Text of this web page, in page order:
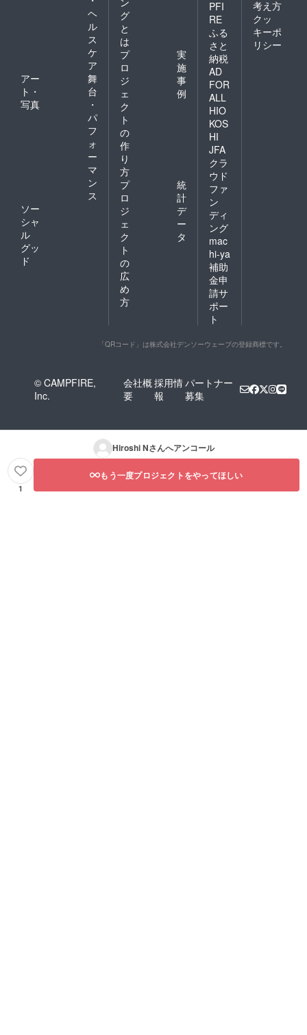
ヘ
ル
ス
ケ
ア
アー
ト・
写真
舞
台
・
パ
フ
ォ
ー
マ
ン
ス
ソー
シャ
ル
グッ
ド
グ
と
は
プ
ロ
ジ
ェ
ク
ト
の
作
り
方
実
施
事
例
プ
ロ
ジ
ェ
ク
ト
の
広
め
方
統
計
デ
ー
タ
PFI
RE
ふる
さと
納税
AD
FOR
ALL
HIO
KOS
HI
JFA
クラ
ウド
ファ
ン
ディ
ング
mac
hi-ya
補助
金申
請サ
ポー
ト
考え方
クッ
キーポ
リシー
「QRコード」は株式会社デンソーウェーブの登録商標です。
© CAMPFIRE,
Inc.
会社概
要
採用情
報
パートナー
募集
Hiroshi Nさんへアンコール
1
もう一度プロジェクトをやってほしい